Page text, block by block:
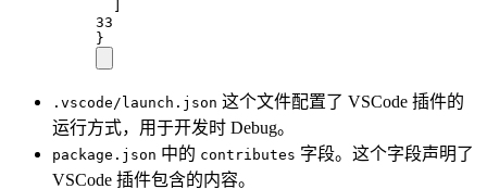
33
}
.vscode/launch.json 这个文件配置了 VSCode 插件的
运行方式，用于开发时 Debug。
package.json 中的 contributes 字段。这个字段声明了
VSCode 插件包含的内容。